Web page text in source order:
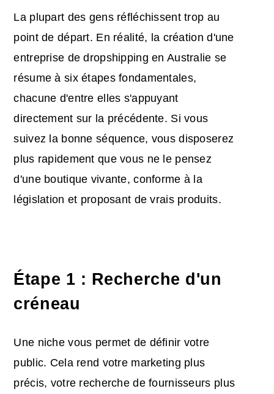
La plupart des gens réfléchissent trop au
point de départ. En réalité, la création d'une
entreprise de dropshipping en Australie se
résume à six étapes fondamentales,
chacune d'entre elles s'appuyant
directement sur la précédente. Si vous
suivez la bonne séquence, vous disposerez
plus rapidement que vous ne le pensez
d'une boutique vivante, conforme à la
législation et proposant de vrais produits.
Étape 1 : Recherche d'un
créneau
Une niche vous permet de définir votre
public. Cela rend votre marketing plus
précis, votre recherche de fournisseurs plus